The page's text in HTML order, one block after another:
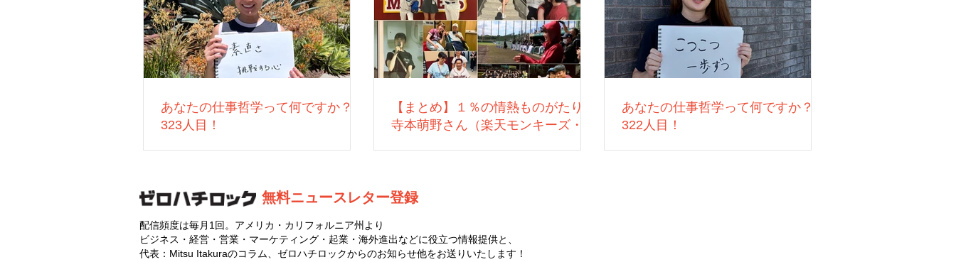
あなたの仕事哲学って何ですか？
323人目！
【まとめ】１％の情熱ものがたり：
寺本萌野さん（楽天モンキーズ・営
あなたの仕事哲学って何ですか？
322人目！
無料ニュースレター登録
配信頻度は毎月1回。アメリカ・カリフォルニア州より
ビジネス・経営・営業・マーケティング・起業・海外進出などに役立つ情報提供と、
代表：Mitsu Itakuraのコラム、ゼロハチロックからのお知らせ他をお送りいたします！